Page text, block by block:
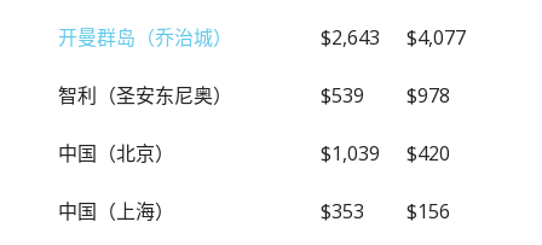
开曼群岛（乔治城） $2,643 $4,077
智利（圣安东尼奥） $539 $978
中国（北京） $1,039 $420
中国（上海） $353 $156